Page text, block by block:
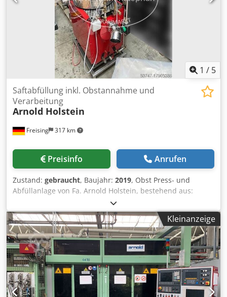
1 / 5
Freising 317 km
Saftabfüllung inkl. Obstannahme und
Verarbeitung
Arnold Holstein
Preisinfo Anrufen
Zustand: gebraucht, Baujahr: 2019, Obst Press- und
Abfüllanlage von Fa. Arnold Holstein, bestehend aus:
Obstannahme: Wasserbad, Obstförderer mit
Wasserdusche, Häcksler Packpresse Typ H65: Leistung:
1.200 kg/h Effizienz bis 75% 24 Presseinlagen (65 x 65 cm)
22 Presstücher (100 x 100 cm) Abmessung: 2.330 x 840 x
2.060 mm Pasteurisieranlage Profi PA SH: Leistung: 600 l/h
48 kW gasbeheizt automatischer Temperaturregler
Behälter aus Edelstahl, V4A Abmessung: 2.100 x 880 x
1.300 mm Bag-In-Box Dosierautomat Profi: Leistung: 600 l/h
inklusive Wiegeeinheit mit automatischem Stop bei
Kleinanzeige